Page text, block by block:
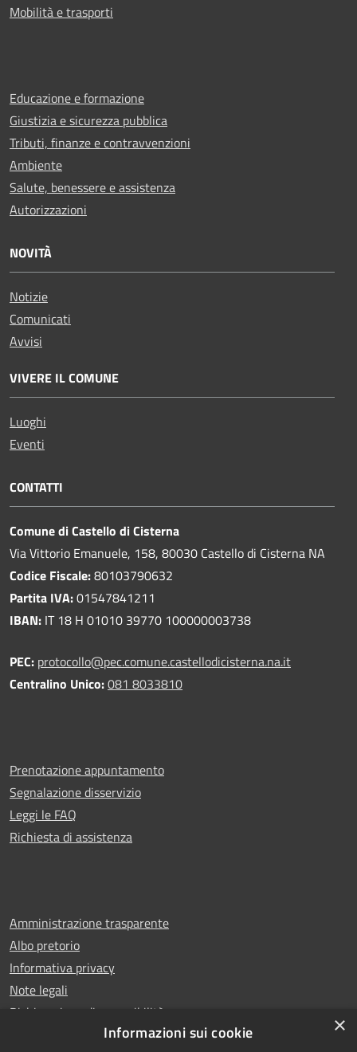
Mobilità e trasporti
Educazione e formazione
Giustizia e sicurezza pubblica
Tributi, finanze e contravvenzioni
Ambiente
Salute, benessere e assistenza
Autorizzazioni
NOVITÀ
Notizie
Comunicati
Avvisi
VIVERE IL COMUNE
Luoghi
Eventi
CONTATTI
Comune di Castello di Cisterna
Via Vittorio Emanuele, 158, 80030 Castello di Cisterna NA
Codice Fiscale:80103790632
Partita IVA:01547841211
IBAN: IT 18 H 01010 39770 100000003738
PEC: protocollo@pec.comune.castellodicisterna.na.it
Centralino Unico:081 8033810
Prenotazione appuntamento
Segnalazione disservizio
Leggi le FAQ
Richiesta di assistenza
Amministrazione trasparente
Albo pretorio
Informativa privacy
Note legali
Dichiarazione di accessibilità
×
Informazioni sui cookie